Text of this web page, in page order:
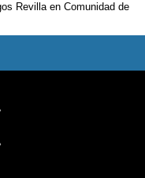
Revilla en Comunidad de